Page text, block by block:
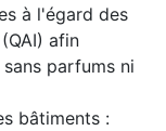
à l'égard des
afin
parfums ni
bâtiments :